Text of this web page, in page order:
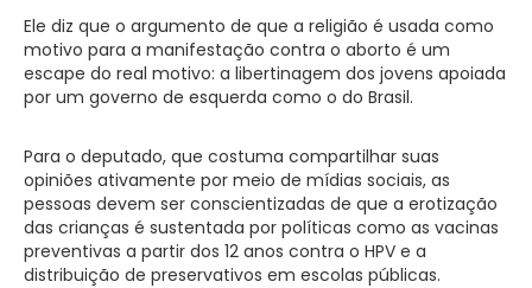
Ele diz que o argumento de que a religião é usada como
motivo para a manifestação contra o aborto é um
escape do real motivo: a libertinagem dos jovens apoiada
por um governo de esquerda como o do Brasil.
Para o deputado, que costuma compartilhar suas
opiniões ativamente por meio de mídias sociais, as
pessoas devem ser conscientizadas de que a erotização
das crianças é sustentada por políticas como as vacinas
preventivas a partir dos 12 anos contra o HPV e a
distribuição de preservativos em escolas públicas.